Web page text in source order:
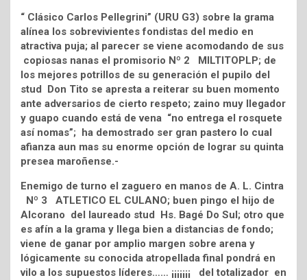
“ Clásico Carlos Pellegrini” (URU G3) sobre la grama
alínea los sobrevivientes fondistas del medio en
atractiva puja; al parecer se viene acomodando de sus
copiosas nanas el promisorio Nº 2 MILTITOPLP; de
los mejores potrillos de su generación el pupilo del
stud Don Tito se apresta a reiterar su buen momento
ante adversarios de cierto respeto; zaino muy llegador
y guapo cuando está de vena “no entrega el rosquete
así nomas”; ha demostrado ser gran pastero lo cual
afianza aun mas su enorme opción de lograr su quinta
presea maroñense.-
Enemigo de turno el zaguero en manos de A. L. Cintra
Nº 3 ATLETICO EL CULANO; buen pingo el hijo de
Alcorano del laureado stud Hs. Bagé Do Sul; otro que
es afín a la grama y llega bien a distancias de fondo;
viene de ganar por amplio margen sobre arena y
lógicamente su conocida atropellada final pondrá en
vilo a los supuestos líderes…… ¡¡¡¡¡¡¡ del totalizador en